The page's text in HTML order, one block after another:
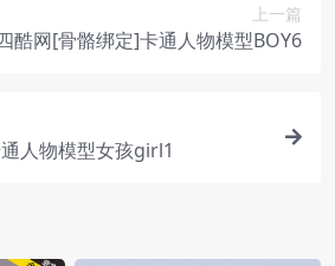
上一篇
酷网[骨骼绑定]卡通人物模型BOY6
人物模型女孩girl1